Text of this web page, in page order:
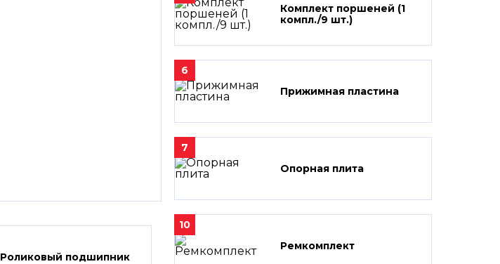
Комплект поршеней (1
компл./9 шт.)
6
Прижимная пластина
7
Опорная плита
Роликовый подшипник
10
Ремкомплект